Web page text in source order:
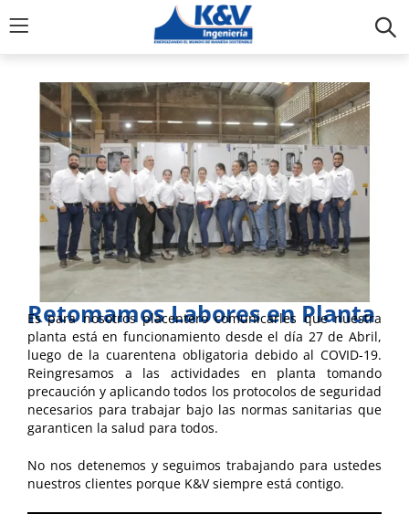
Retomamos Labores en Planta
Es para nosotros placentero comunicarles que nuestra
planta está en funcionamiento desde el día 27 de Abril,
luego de la cuarentena obligatoria debido al COVID-19.
Reingresamos a las actividades en planta tomando
precaución y aplicando todos los protocolos de seguridad
necesarios para trabajar bajo las normas sanitarias que
garanticen la salud para todos.
No nos detenemos y seguimos trabajando para ustedes
nuestros clientes porque K&V siempre está contigo.